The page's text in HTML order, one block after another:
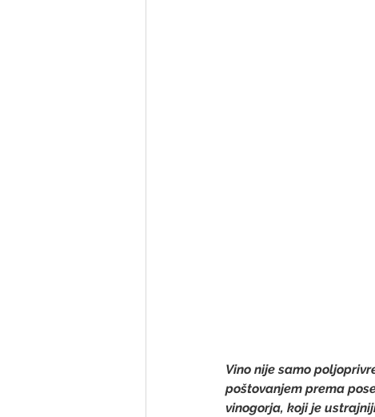
Vino nije samo
poštovanjem prema
vinogorja, koji je